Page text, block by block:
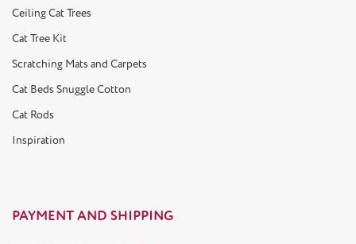
Ceiling Cat Trees
Cat Tree Kit
Scratching Mats and Carpets
Cat Beds Snuggle Cotton
Cat Rods
Inspiration
PAYMENT AND SHIPPING